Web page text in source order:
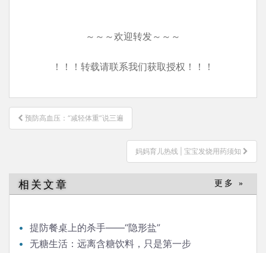
～～～欢迎转发～～～
！！！转载请联系我们获取授权！！！
文
章
预防高血压：“减轻体重”说三遍
妈妈育儿热线 | 宝宝发烧用药须知
相关文章 更多 »
提防餐桌上的杀手——“隐形盐”
无糖生活：远离含糖饮料，只是第一步